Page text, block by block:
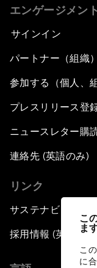
こ
ま
こ
に
エンゲージメント
サインイン
パートナー（組織
参加する（個人、
プレスリリース登
ニュースレター購
連絡先 (英語のみ)
リンク
サステナビリティ
採用情報 (英語のみ)